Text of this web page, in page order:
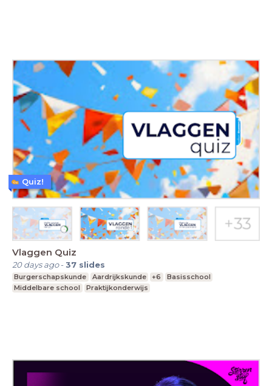
Vlaggen Quiz
20 days ago-37 slides
Burgerschapskunde Aardrijkskunde +6
Basisschool
Middelbare school
Praktijkonderwijs
Quiz!